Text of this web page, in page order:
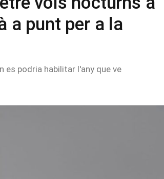
a punt per a la
es podria habilitar l'any que ve